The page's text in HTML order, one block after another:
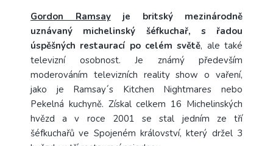
Gordon Ramsayje britský mezinárodně
uznávaný michelinský šéfkuchař, s řadou
úspěšných restaurací po celém světě, ale také
televizní osobnost. Je známý především
moderováním televizních reality show o vaření,
jako je Ramsay´s Kitchen Nightmares nebo
Pekelná kuchyně. Získal celkem 16 Michelinských
hvězd a v roce 2001 se stal jedním ze tří
šéfkuchařů ve Spojeném království, který držel 3